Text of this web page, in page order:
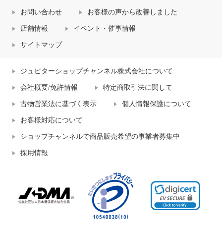
お問い合わせ お客様の声から改善しました
店舗情報 イベント・催事情報
サイトマップ
ジュピターショップチャンネル株式会社について
会社概要/免許情報 特定商取引法に関して
古物営業法に基づく表示 個人情報保護について
お客様対応について
ショップチャンネルで商品販売希望の事業者募集中
採用情報